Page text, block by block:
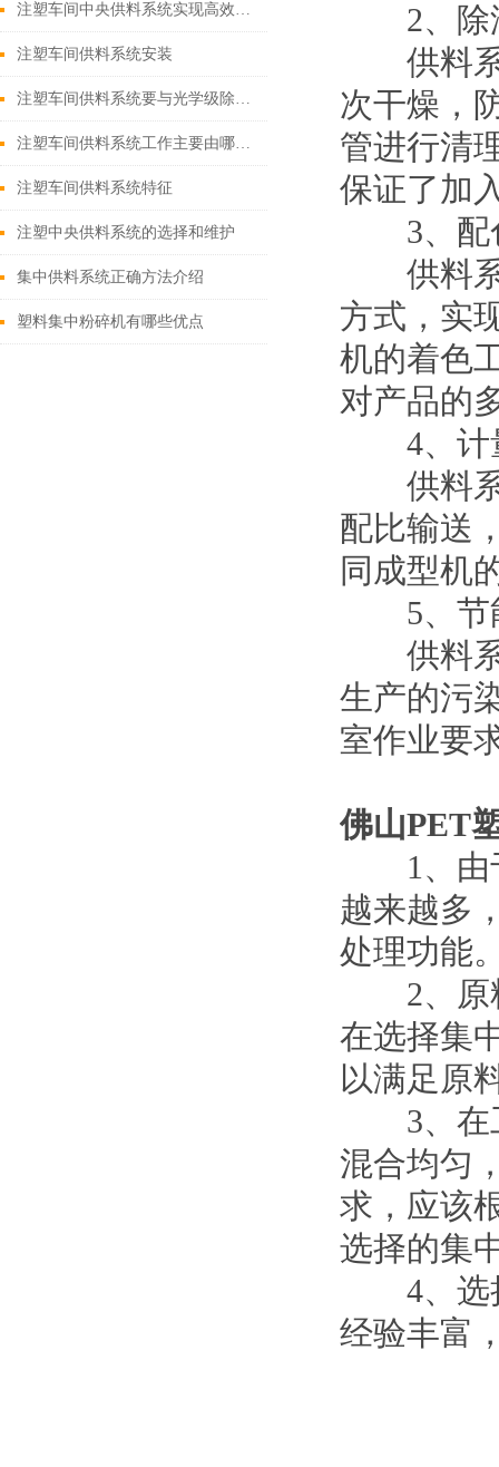
注塑车间中央供料系统实现高效、稳定注塑生产
注塑车间供料系统安装
注塑车间供料系统要与光学级除湿干燥机配合使用
注塑车间供料系统工作主要由哪些步骤来完成？
注塑车间供料系统特征
注塑中央供料系统的选择和维护
集中供料系统正确方法介绍
塑料集中粉碎机有哪些优点
2、除
供料系
次干燥，
管进行清
保证了加
3、配
供料系
方式，实
机的着色
对产品的
4、计
供料系
配比输送
同成型机
5、节
供料系
生产的污
室作业要
佛山PET
1、由于
越来越多
处理功能
2、原料
在选择集
以满足原
3、在工
混合均匀
求，应该
选择的集
4、选择
经验丰富